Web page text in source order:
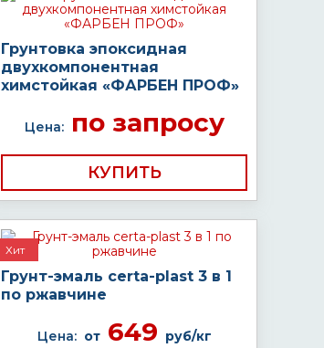
Грунтовка эпоксидная
двухкомпонентная
химстойкая «ФАРБЕН ПРОФ»
Цена:по запросу
КУПИТЬ
Хит
Грунт-эмаль certa-plast 3 в 1
по ржавчине
Цена: от649 руб/кг